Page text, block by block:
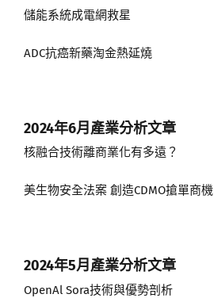
儲能系統成電網救星
ADC抗癌新藥淘金熱延燒
2024年6月 產業分析文章
核融合技術離商業化有多遠？
美生物安全法案 創造CDMO搶單商機
2024年5月 產業分析文章
OpenAl Sora技術與優勢剖析